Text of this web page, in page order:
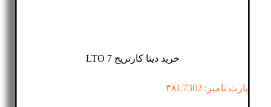
خرید دیتا کارتریج LTO 7
پارت نامبر: ۳۸L7302